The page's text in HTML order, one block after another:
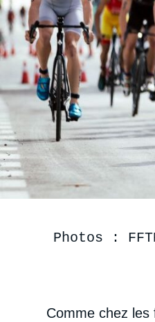
Photos :
Comme chez les